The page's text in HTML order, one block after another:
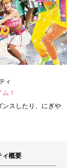
ィ
！
ンスしたり、にぎや
ィ概要